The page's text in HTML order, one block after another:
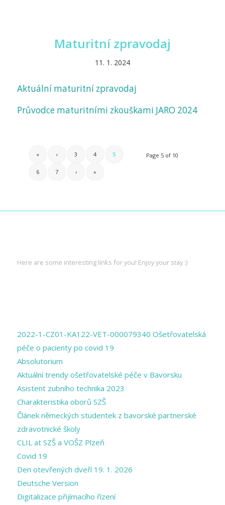
Maturitní zpravodaj
11. 1. 2024
Aktuální maturitní zpravodaj
Průvodce maturitními zkouškami JARO 2024
Page 5 of 10
« ‹ 3 4 5
6 7 › »
Here are some interesting links for you! Enjoy your stay :)
2022-1-CZ01-KA122-VET-000079340 Ošetřovatelská
péče o pacienty po covid 19
Absolutorium
Aktuální trendy ošetřovatelské péče v Bavorsku
Asistent zubního technika 2023
Charakteristika oborů SZŠ
Článek německých studentek z bavorské partnerské
zdravotnické školy
CLIL at SZŠ a VOŠZ Plzeň
Covid 19
Den otevřených dveří 19. 1. 2026
Deutsche Version
Digitalizace přijímacího řízení